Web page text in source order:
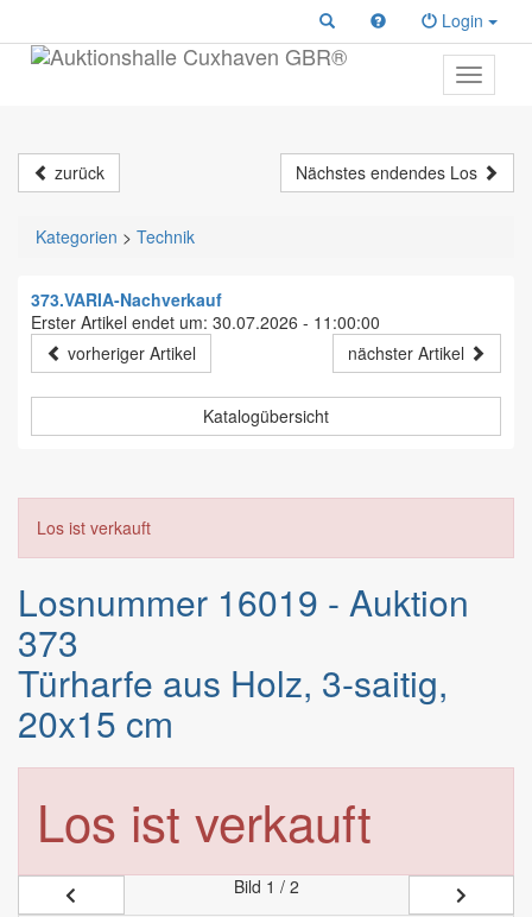
Login
Toggle
primary
zurück Nächstes endendes Los
Kategorien > Technik
373.VARIA-Nachverkauf
Erster Artikel endet um: 30.07.2026 - 11:00:00
vorheriger Artikel
nächster Artikel
Katalogübersicht
Los ist verkauft
Losnummer 16019 - Auktion
373
Türharfe aus Holz, 3-saitig,
20x15 cm
Los ist verkauft
Bild 1 / 2